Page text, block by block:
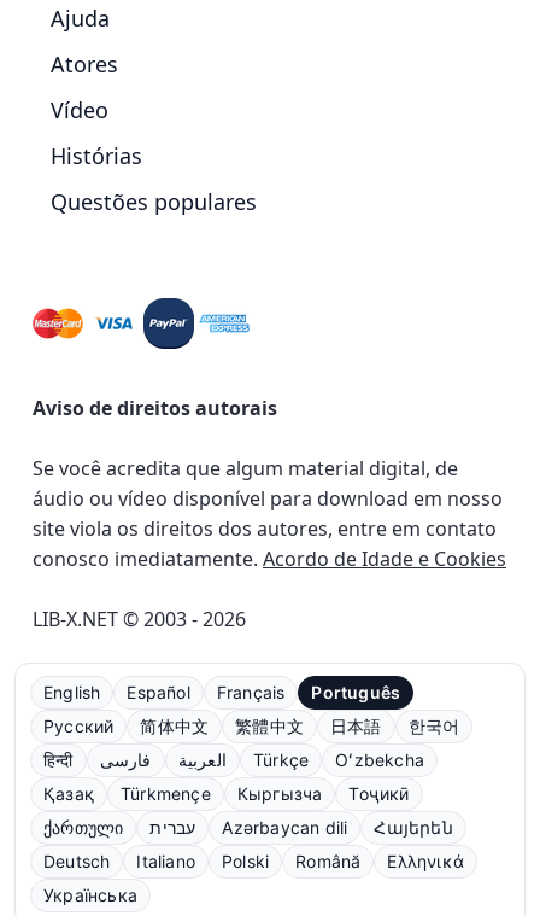
Ajuda
Atores
Vídeo
Histórias
Questões populares
Aviso de direitos autorais
Se você acredita que algum material digital, de
áudio ou vídeo disponível para download em nosso
site viola os direitos dos autores, entre em contato
conosco imediatamente. Acordo de Idade e Cookies
LIB-X.NET © 2003 - 2026
English Español Français
Português
Русский
简体中文 繁體中文 日本語
한국어
हिन्दी
فارسی العربية Türkçe
Oʻzbekcha
Қазақ
Türkmençe Кыргызча
Тоҷикӣ
ქართული
עברית Azərbaycan dili
Հայերեն
Deutsch
Italiano Polski Română
Ελληνικά
Українська